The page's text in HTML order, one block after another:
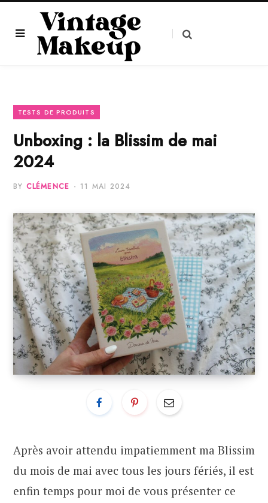
TESTS DE PRODUITS
Unboxing : la Blissim de mai
2024
BY CLÉMENCE 11 MAI 2024
Après avoir attendu impatiemment ma Blissim
du mois de mai avec tous les jours fériés, il est
enfin temps pour moi de vous présenter ce